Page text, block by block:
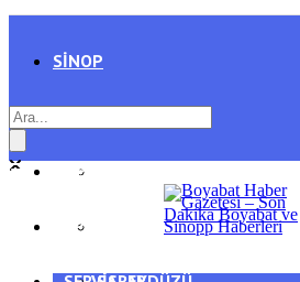
SINOP
AYANCIK
GENEL
SPOR